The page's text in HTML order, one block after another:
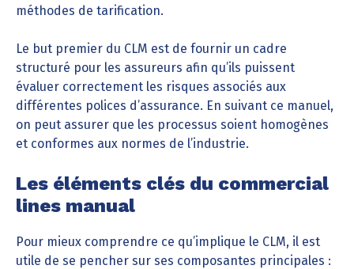
méthodes de tarification.
Le but premier du CLM est de fournir un cadre
structuré pour les assureurs afin qu’ils puissent
évaluer correctement les risques associés aux
différentes polices d’assurance. En suivant ce manuel,
on peut assurer que les processus soient homogènes
et conformes aux normes de l’industrie.
Les éléments clés du commercial
lines manual
Pour mieux comprendre ce qu’implique le CLM, il est
utile de se pencher sur ses composantes principales :